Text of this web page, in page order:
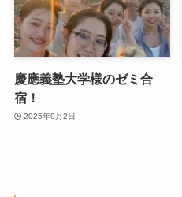
慶應義塾大学様のゼミ合
宿！
2025年9月2日